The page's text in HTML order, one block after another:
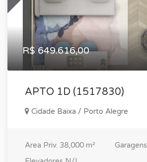
R$ 649.616,00
APTO 1D (1517830)
Cidade Baixa / Porto Alegre
Area Priv. 38,000 m² Garagens